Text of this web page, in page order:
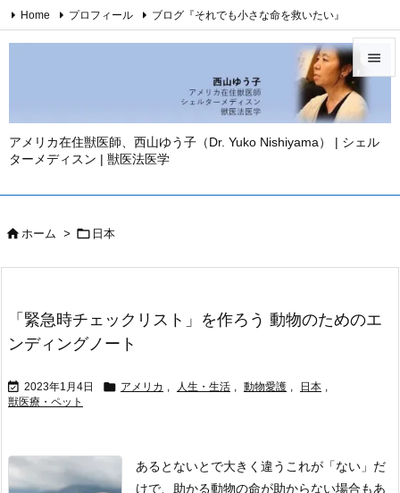
アメリカ在住獣医師、西山ゆう子（Dr. Yuko Nishiyama） | シェル
ターメディスン | 獣医法医学



Home プロフィール ブログ『それでも小さな命を救いたい』
西山ゆう子・YouTubeチャンネル 西山ゆう子・刊行著書
Facebook Instagram
ホーム >  日本
「緊急時チェックリスト」を作ろう 動物のためのエ
ンディングノート
 2023年1月4日  アメリカ , 人生・生活 , 動物愛護 , 日本 ,
獣医療・ペット
あるとないとで大きく違う これが「ない」だ
けで、助かる動物の命が助からない場合もあ